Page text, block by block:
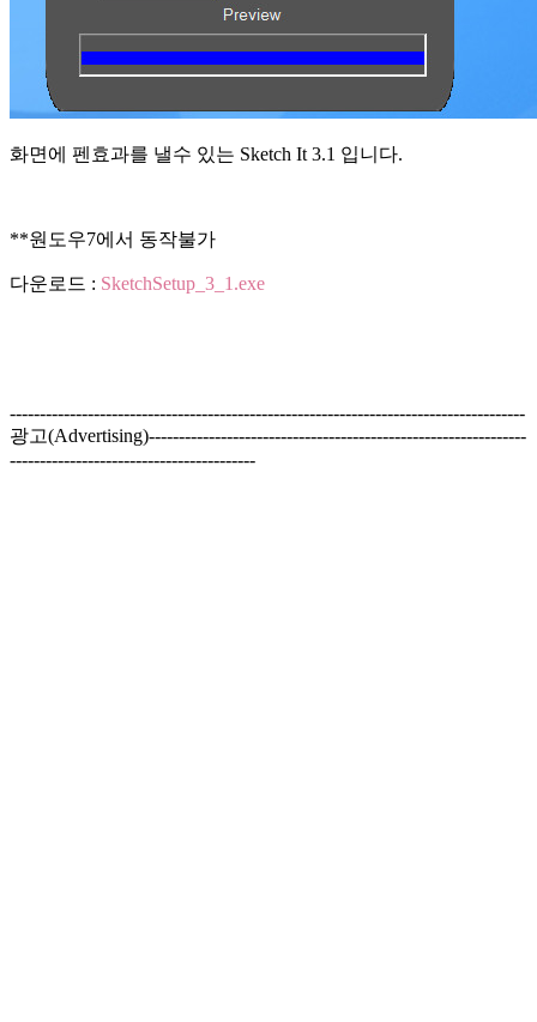
화면에 펜효과를 낼수 있는 Sketch It 3.1 입니다.
**원도우7에서 동작불가
다운로드 : SketchSetup_3_1.exe
--------------------------------------------------------------------------------------
광고(Advertising)---------------------------------------------------------------
-----------------------------------------